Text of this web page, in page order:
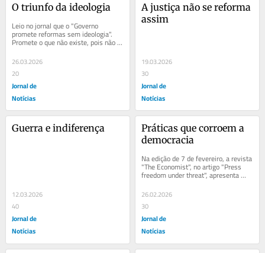
O triunfo da ideologia
Leio no jornal que o "Governo
promete reformas sem ideologia".
Promete o que não existe, pois não
há políticas sem ideologia. Todas
as...
26.03.2026
20
Jornal de
Notícias
A justiça não se reforma
assim
19.03.2026
30
Jornal de
Notícias
Guerra e indiferença
12.03.2026
40
Jornal de
Notícias
Práticas que corroem a
democracia
Na edição de 7 de fevereiro, a revista
"The Economist", no artigo "Press
freedom under threat", apresenta
uma análise sobre 180...
26.02.2026
30
Jornal de
Notícias